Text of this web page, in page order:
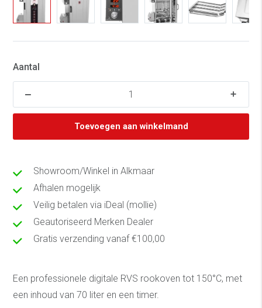
Aantal
Toevoegen aan winkelmand
Showroom/Winkel in Alkmaar
Afhalen mogelijk
Veilig betalen via iDeal (mollie)
Geautoriseerd Merken Dealer
Gratis verzending vanaf €100,00
Een professionele digitale RVS rookoven tot 150°C, met
een inhoud van 70 liter en een timer.